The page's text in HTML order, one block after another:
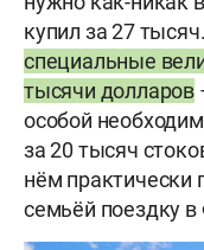
купил за 27 тысяч.
специальные
тысячи долларов
особой
за 20 тысяч
нём практически
семьёй поездку